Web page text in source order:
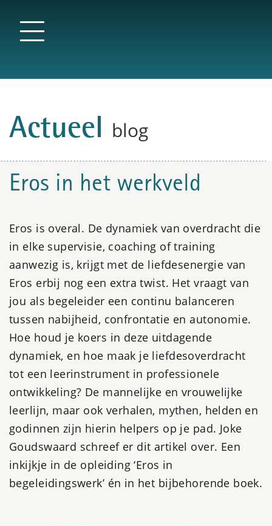
Actueel blog
Eros in het werkveld
Eros is overal. De dynamiek van overdracht die
in elke supervisie, coaching of training
aanwezig is, krijgt met de liefdesenergie van
Eros erbij nog een extra twist. Het vraagt van
jou als begeleider een continu balanceren
tussen nabijheid, confrontatie en autonomie.
Hoe houd je koers in deze uitdagende
dynamiek, en hoe maak je liefdesoverdracht
tot een leerinstrument in professionele
ontwikkeling? De mannelijke en vrouwelijke
leerlijn, maar ook verhalen, mythen, helden en
godinnen zijn hierin helpers op je pad. Joke
Goudswaard schreef er dit artikel over. Een
inkijkje in de opleiding ‘Eros in
begeleidingswerk’ én in het bijbehorende boek.